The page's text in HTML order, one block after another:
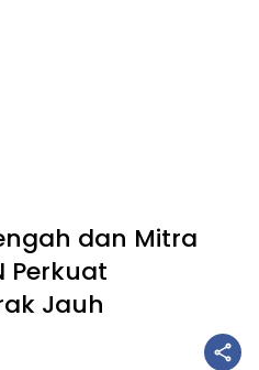
dan Mitra
Perkuat
Jauh